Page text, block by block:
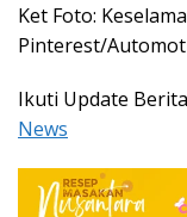
Ket Foto:
Pinterest/
Ikuti Update
News